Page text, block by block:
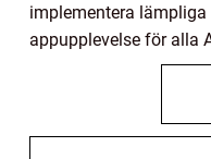
implementera
appupplevelse för alla